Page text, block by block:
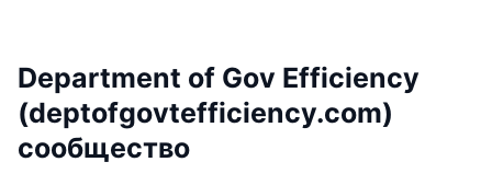
Department of Gov Efficiency
(deptofgovtefficiency.com)
сообщество